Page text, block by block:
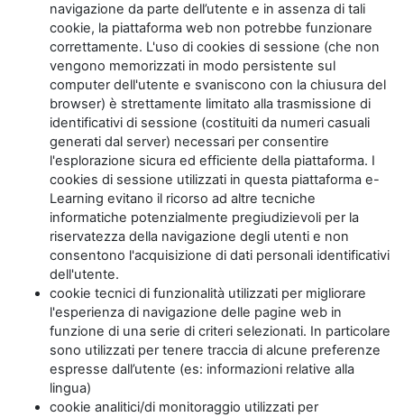
navigazione da parte dell’utente e in assenza di tali
cookie, la piattaforma web non potrebbe funzionare
correttamente. L'uso di cookies di sessione (che non
vengono memorizzati in modo persistente sul
computer dell'utente e svaniscono con la chiusura del
browser) è strettamente limitato alla trasmissione di
identificativi di sessione (costituiti da numeri casuali
generati dal server) necessari per consentire
l'esplorazione sicura ed efficiente della piattaforma. I
cookies di sessione utilizzati in questa piattaforma e-
Learning evitano il ricorso ad altre tecniche
informatiche potenzialmente pregiudizievoli per la
riservatezza della navigazione degli utenti e non
consentono l'acquisizione di dati personali identificativi
dell'utente.
cookie tecnici di funzionalità utilizzati per migliorare
l'esperienza di navigazione delle pagine web in
funzione di una serie di criteri selezionati. In particolare
sono utilizzati per tenere traccia di alcune preferenze
espresse dall’utente (es: informazioni relative alla
lingua)
cookie analitici/di monitoraggio utilizzati per